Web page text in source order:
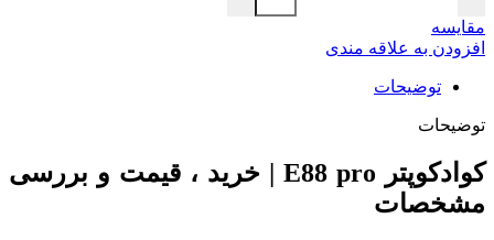
مقایسه
افزودن به علاقه مندی
توضیحات
توضیحات
کوادکوپتر E88 pro | خرید ، قیمت و بررسی
مشخصات